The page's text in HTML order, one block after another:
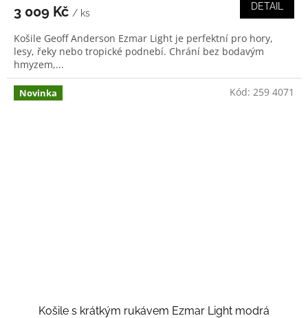
3 009 Kč / ks
DETAIL
Košile Geoff Anderson Ezmar Light je perfektní pro hory,
lesy, řeky nebo tropické podnebí. Chrání bez bodavým
hmyzem,...
Novinka
Košile s krátkým rukávem Ezmar Light modrá
Kód: 259 4071